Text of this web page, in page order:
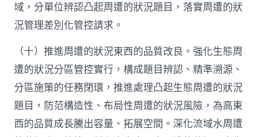
域，分單位辨認凸起周遭的狀況題目，落實周遭的狀
況管理差別化管控請求。
（十）推進周遭的狀況東西的品質改良。強化生態周
遭的狀況分區管控實行，構成題目辨認、精準溯源、
分區施策的任務閉環，推進處理凸起生態周遭的狀況
題目，防范構造性、布局性周遭的狀況風險，為高東
西的品質成長騰出容量、拓展空間。深化流域水周遭